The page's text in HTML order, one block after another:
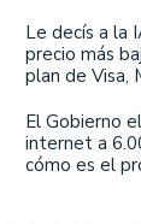
Le decís a la
precio más
plan de Visa,
El Gobierno
internet a
cómo es el